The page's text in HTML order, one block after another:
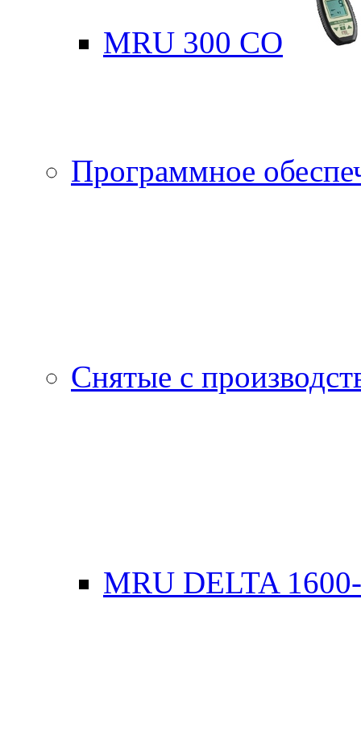
MRU 300 CO
Программное
Снятые с
MRU DELTA